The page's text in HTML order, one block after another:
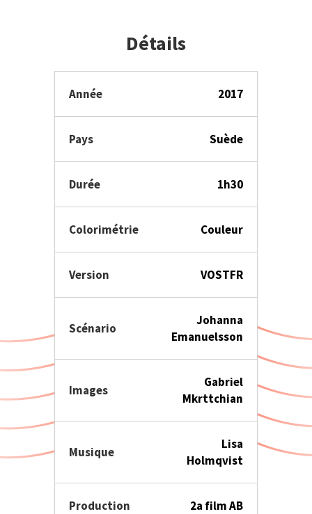
Détails
Année 2017
Pays Suède
Durée 1h30
Colorimétrie Couleur
Version VOSTFR
Scénario
Johanna
Emanuelsson
Images
Gabriel
Mkrttchian
Musique
Lisa
Holmqvist
Production 2a film AB